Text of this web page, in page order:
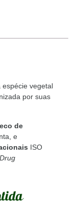
espécie vegetal
por suas
de
e
ISO